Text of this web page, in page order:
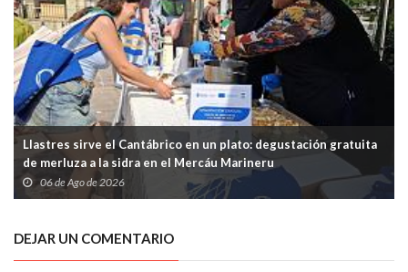
Llastres sirve el Cantábrico en un plato: degustación gratuita
de merluza a la sidra en el Mercáu Marineru
06 de Ago de 2026
DEJAR UN COMENTARIO